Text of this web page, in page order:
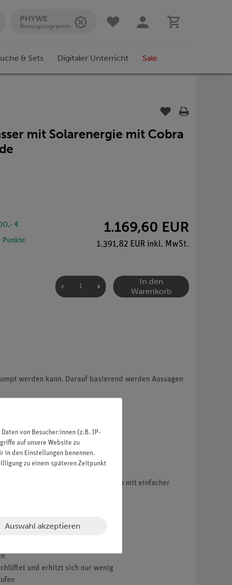
PHYWE
Bonusprogramm
& Sets Digitaler Unterricht Sale
mit Solarenergie mit Cobra
€
Punkte
1.169,60 EUR
1.391,82 EUR inkl. MwSt.
In den
Warenkorb
werden kann. Darauf basierend werden Aussagen
zu speichern. Dabei sollen sie auch mit einfacher
Unterricht
und erhitzt sich nur wenig
von Besucher:innen (z.B. IP-
auf unsere Website zu
den Einstellungen benennen.
zu einem späteren Zeitpunkt
Auswahl akzeptieren